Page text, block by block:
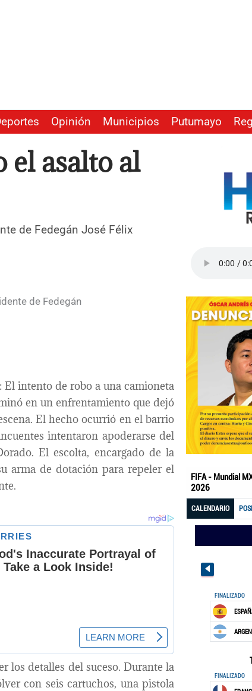
Opinión Municipios Putumayo
asalto al
de Fedegán José Félix
intento de robo a una camioneta
en un enfrentamiento que dejó
El hecho ocurrió en el barrio
intentaron apoderarse del
El escolta, encargado de la
arma de dotación para repeler el
los detalles del suceso. Durante la
con seis cartuchos, una pistola